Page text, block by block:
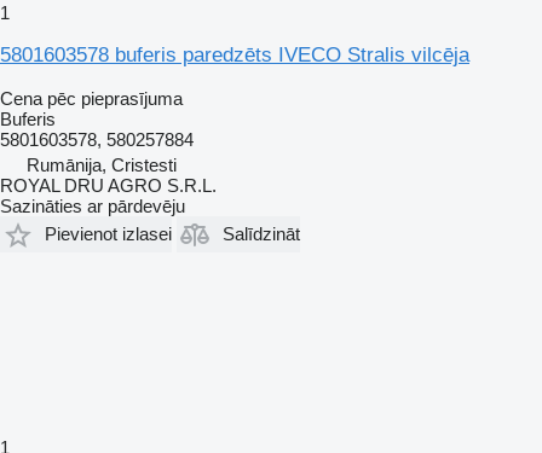
1
5801603578 buferis paredzēts IVECO Stralis vilcēja
Cena pēc pieprasījuma
Buferis
5801603578, 580257884
Rumānija, Cristesti
ROYAL DRU AGRO S.R.L.
Sazināties ar pārdevēju
Pievienot izlasei
Salīdzināt
1